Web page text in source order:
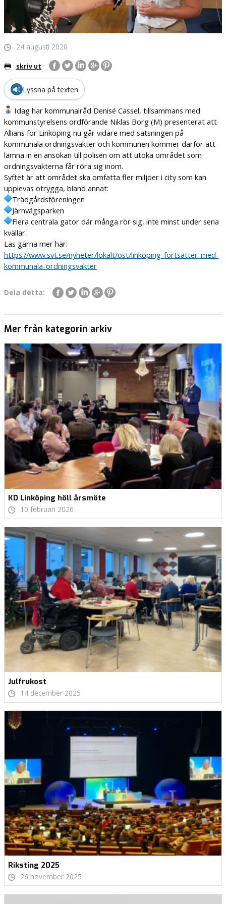
24 augusti 2020
skriv ut
🔊 Lyssna på texten
Idag har kommunalråd Denisé Cassel, tillsammans med
kommunstyrelsens ordförande Niklas Borg (M) presenterat att
Allians för Linköping nu går vidare med satsningen på
kommunala ordningsvakter och kommunen kommer därför att
lämna in en ansökan till polisen om att utöka området som
ordningsvakterna får röra sig inom.
Syftet är att området ska omfatta fler miljöer i city som kan
upplevas otrygga, bland annat:
Trädgårdsföreningen
Järnvägsparken
Flera centrala gator där många rör sig, inte minst under sena
kvällar.
Läs gärna mer här:
https://www.svt.se/nyheter/lokalt/ost/linkoping-fortsatter-med-
kommunala-ordningsvakter
Dela detta:
Mer från kategorin arkiv
KD Linköping höll årsmöte
10 februari 2026
Julfrukost
14 december 2025
Riksting 2025
26 november 2025